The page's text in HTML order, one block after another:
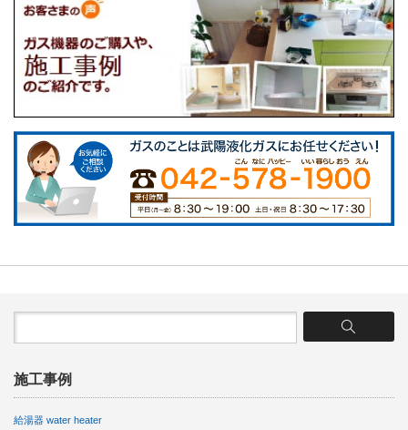
施工事例
給湯器 water heater